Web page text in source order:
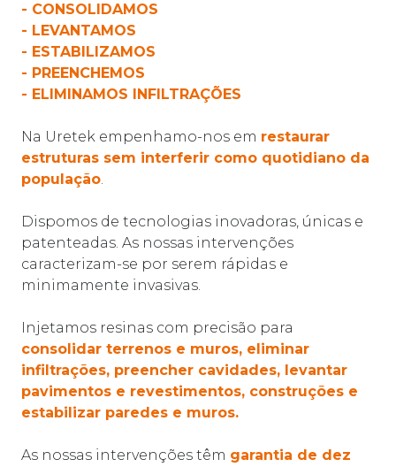
- CONSOLIDAMOS
- LEVANTAMOS
- ESTABILIZAMOS
- PREENCHEMOS
- ELIMINAMOS INFILTRAÇÕES
Na Uretek empenhamo-nos em restaurar
estruturas sem interferir como quotidiano da
população.
Dispomos de tecnologias inovadoras, únicas e
patenteadas. As nossas intervenções
caracterizam-se por serem rápidas e
minimamente invasivas.
Injetamos resinas com precisão para
consolidar terrenos e muros, eliminar
infiltrações, preencher cavidades, levantar
pavimentos e revestimentos, construções e
estabilizar paredes e muros.
As nossas intervenções têm garantia de dez